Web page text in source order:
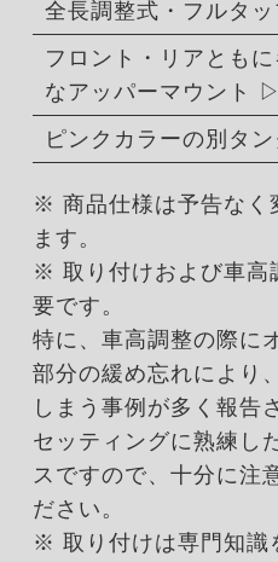
全長調整式・フルタッ
フロント・リアとも
なアッパーマウント
ピンクカラーの別タ
※ 商品仕様は予告なく
ます。
※ 取り付けおよび車高
要です。
特に、車高調整の際に
部分の緩め忘れにより
しまう事例が多く報告
セッティングに熟練し
スですので、十分に注
ださい。
※ 取り付けは専門知識